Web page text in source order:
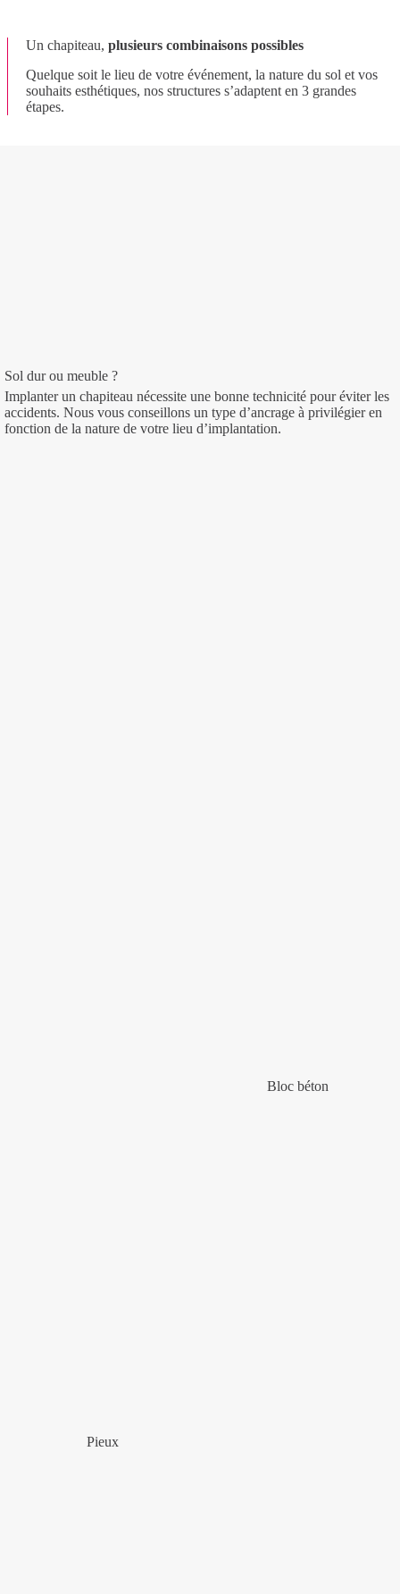
Un chapiteau, plusieurs combinaisons possibles
Quelque soit le lieu de votre événement, la nature du sol et vos
souhaits esthétiques, nos structures s’adaptent en 3 grandes
étapes.
Sol dur ou meuble ?
Implanter un chapiteau nécessite une bonne technicité pour éviter les
accidents. Nous vous conseillons un type d’ancrage à privilégier en
fonction de la nature de votre lieu d’implantation.
Pieux
Bloc béton